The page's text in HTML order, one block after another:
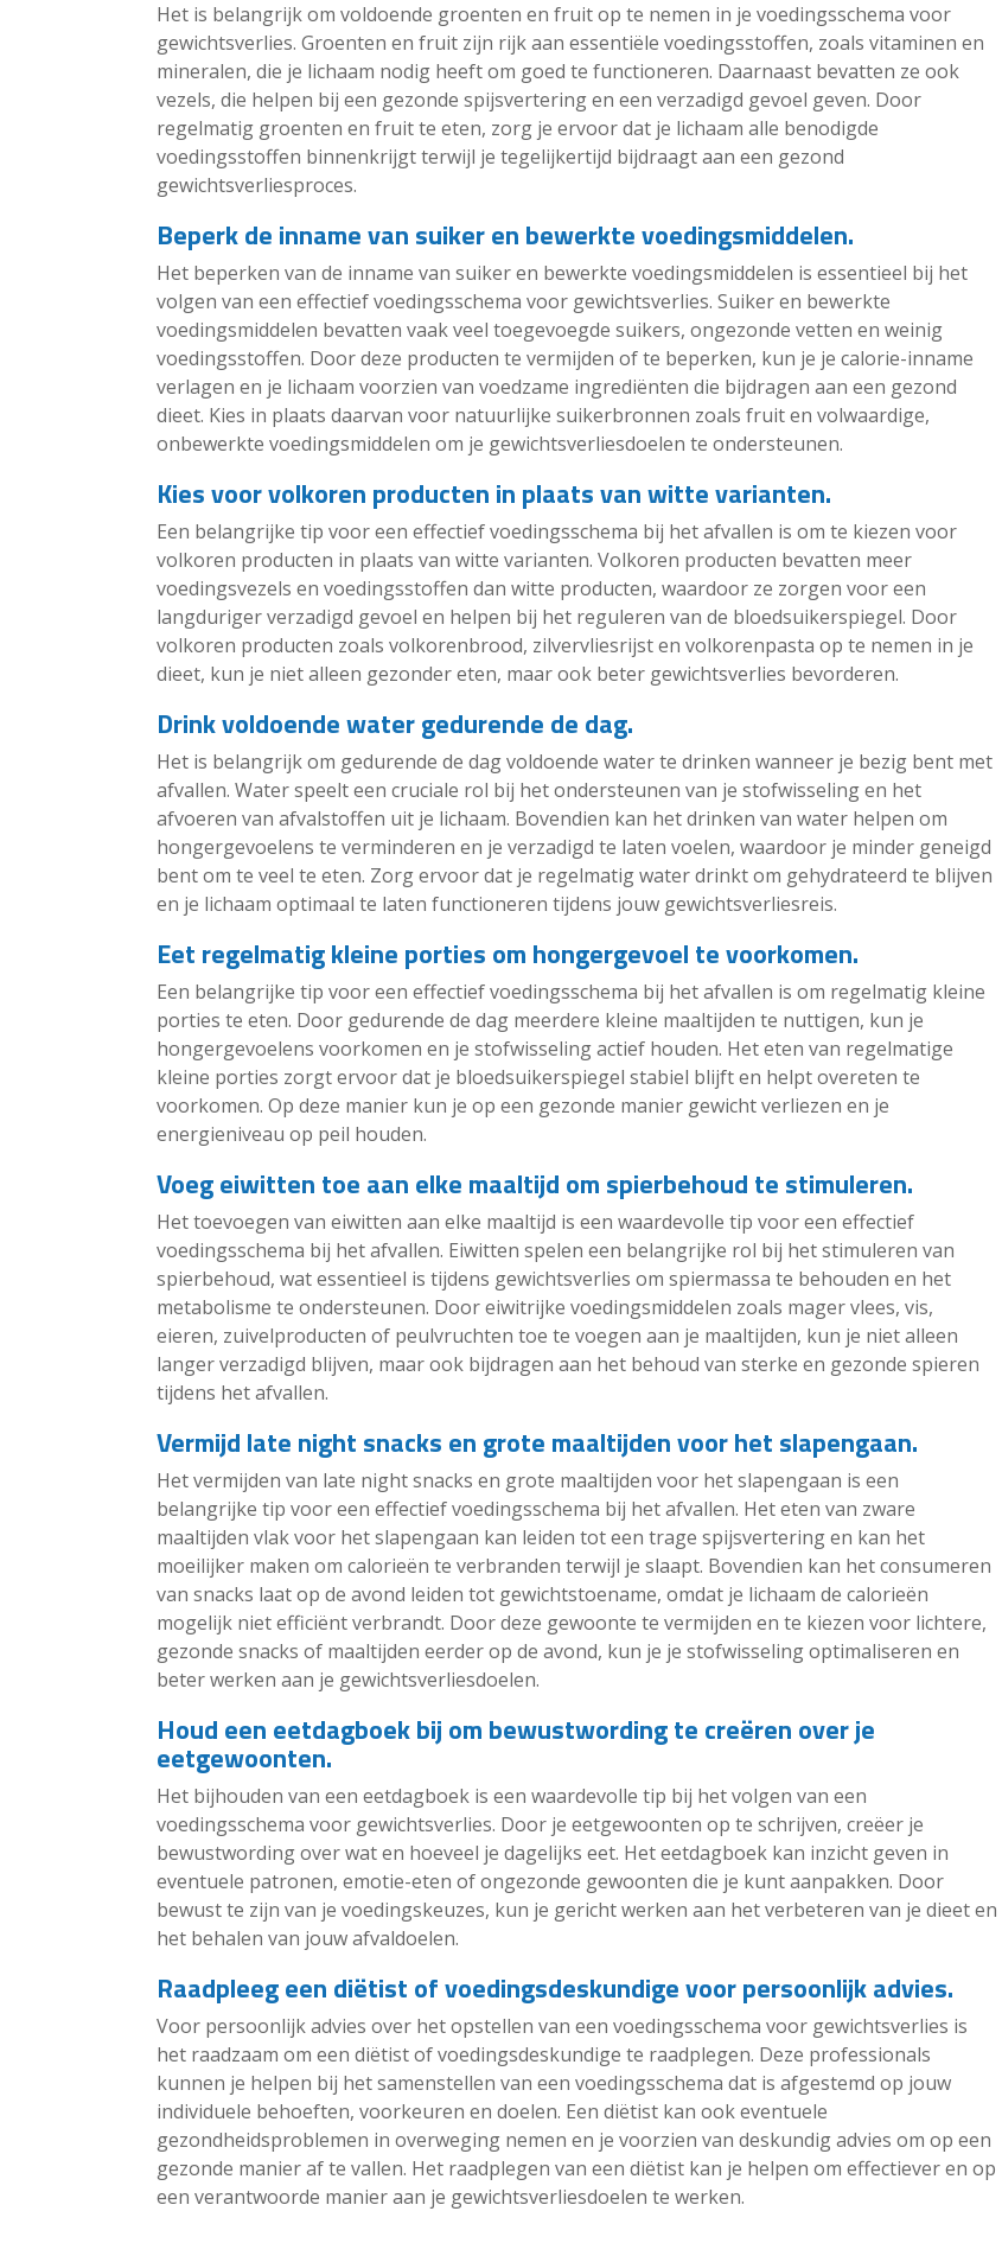
Het is belangrijk om voldoende groenten en fruit op te nemen in je voedingsschema voor
gewichtsverlies. Groenten en fruit zijn rijk aan essentiële voedingsstoffen, zoals vitaminen en
mineralen, die je lichaam nodig heeft om goed te functioneren. Daarnaast bevatten ze ook
vezels, die helpen bij een gezonde spijsvertering en een verzadigd gevoel geven. Door
regelmatig groenten en fruit te eten, zorg je ervoor dat je lichaam alle benodigde
voedingsstoffen binnenkrijgt terwijl je tegelijkertijd bijdraagt aan een gezond
gewichtsverliesproces.
Beperk de inname van suiker en bewerkte voedingsmiddelen.
Het beperken van de inname van suiker en bewerkte voedingsmiddelen is essentieel bij het
volgen van een effectief voedingsschema voor gewichtsverlies. Suiker en bewerkte
voedingsmiddelen bevatten vaak veel toegevoegde suikers, ongezonde vetten en weinig
voedingsstoffen. Door deze producten te vermijden of te beperken, kun je je calorie-inname
verlagen en je lichaam voorzien van voedzame ingrediënten die bijdragen aan een gezond
dieet. Kies in plaats daarvan voor natuurlijke suikerbronnen zoals fruit en volwaardige,
onbewerkte voedingsmiddelen om je gewichtsverliesdoelen te ondersteunen.
Kies voor volkoren producten in plaats van witte varianten.
Een belangrijke tip voor een effectief voedingsschema bij het afvallen is om te kiezen voor
volkoren producten in plaats van witte varianten. Volkoren producten bevatten meer
voedingsvezels en voedingsstoffen dan witte producten, waardoor ze zorgen voor een
langduriger verzadigd gevoel en helpen bij het reguleren van de bloedsuikerspiegel. Door
volkoren producten zoals volkorenbrood, zilvervliesrijst en volkorenpasta op te nemen in je
dieet, kun je niet alleen gezonder eten, maar ook beter gewichtsverlies bevorderen.
Drink voldoende water gedurende de dag.
Het is belangrijk om gedurende de dag voldoende water te drinken wanneer je bezig bent met
afvallen. Water speelt een cruciale rol bij het ondersteunen van je stofwisseling en het
afvoeren van afvalstoffen uit je lichaam. Bovendien kan het drinken van water helpen om
hongergevoelens te verminderen en je verzadigd te laten voelen, waardoor je minder geneigd
bent om te veel te eten. Zorg ervoor dat je regelmatig water drinkt om gehydrateerd te blijven
en je lichaam optimaal te laten functioneren tijdens jouw gewichtsverliesreis.
Eet regelmatig kleine porties om hongergevoel te voorkomen.
Een belangrijke tip voor een effectief voedingsschema bij het afvallen is om regelmatig kleine
porties te eten. Door gedurende de dag meerdere kleine maaltijden te nuttigen, kun je
hongergevoelens voorkomen en je stofwisseling actief houden. Het eten van regelmatige
kleine porties zorgt ervoor dat je bloedsuikerspiegel stabiel blijft en helpt overeten te
voorkomen. Op deze manier kun je op een gezonde manier gewicht verliezen en je
energieniveau op peil houden.
Voeg eiwitten toe aan elke maaltijd om spierbehoud te stimuleren.
Het toevoegen van eiwitten aan elke maaltijd is een waardevolle tip voor een effectief
voedingsschema bij het afvallen. Eiwitten spelen een belangrijke rol bij het stimuleren van
spierbehoud, wat essentieel is tijdens gewichtsverlies om spiermassa te behouden en het
metabolisme te ondersteunen. Door eiwitrijke voedingsmiddelen zoals mager vlees, vis,
eieren, zuivelproducten of peulvruchten toe te voegen aan je maaltijden, kun je niet alleen
langer verzadigd blijven, maar ook bijdragen aan het behoud van sterke en gezonde spieren
tijdens het afvallen.
Vermijd late night snacks en grote maaltijden voor het slapengaan.
Het vermijden van late night snacks en grote maaltijden voor het slapengaan is een
belangrijke tip voor een effectief voedingsschema bij het afvallen. Het eten van zware
maaltijden vlak voor het slapengaan kan leiden tot een trage spijsvertering en kan het
moeilijker maken om calorieën te verbranden terwijl je slaapt. Bovendien kan het consumeren
van snacks laat op de avond leiden tot gewichtstoename, omdat je lichaam de calorieën
mogelijk niet efficiënt verbrandt. Door deze gewoonte te vermijden en te kiezen voor lichtere,
gezonde snacks of maaltijden eerder op de avond, kun je je stofwisseling optimaliseren en
beter werken aan je gewichtsverliesdoelen.
Houd een eetdagboek bij om bewustwording te creëren over je
eetgewoonten.
Het bijhouden van een eetdagboek is een waardevolle tip bij het volgen van een
voedingsschema voor gewichtsverlies. Door je eetgewoonten op te schrijven, creëer je
bewustwording over wat en hoeveel je dagelijks eet. Het eetdagboek kan inzicht geven in
eventuele patronen, emotie-eten of ongezonde gewoonten die je kunt aanpakken. Door
bewust te zijn van je voedingskeuzes, kun je gericht werken aan het verbeteren van je dieet en
het behalen van jouw afvaldoelen.
Raadpleeg een diëtist of voedingsdeskundige voor persoonlijk advies.
Voor persoonlijk advies over het opstellen van een voedingsschema voor gewichtsverlies is
het raadzaam om een diëtist of voedingsdeskundige te raadplegen. Deze professionals
kunnen je helpen bij het samenstellen van een voedingsschema dat is afgestemd op jouw
individuele behoeften, voorkeuren en doelen. Een diëtist kan ook eventuele
gezondheidsproblemen in overweging nemen en je voorzien van deskundig advies om op een
gezonde manier af te vallen. Het raadplegen van een diëtist kan je helpen om effectiever en op
een verantwoorde manier aan je gewichtsverliesdoelen te werken.